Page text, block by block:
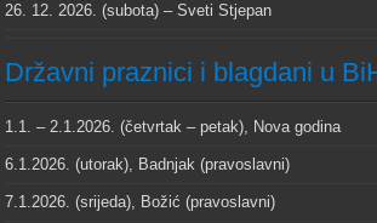
26. 12. 2026. (subota) – Sveti Stjepan
Državni praznici i blagdani u
1.1. – 2.1.2026. (četvrtak – petak), Nova godina
6.1.2026. (utorak), Badnjak (pravoslavni)
7.1.2026. (srijeda), Božić (pravoslavni)